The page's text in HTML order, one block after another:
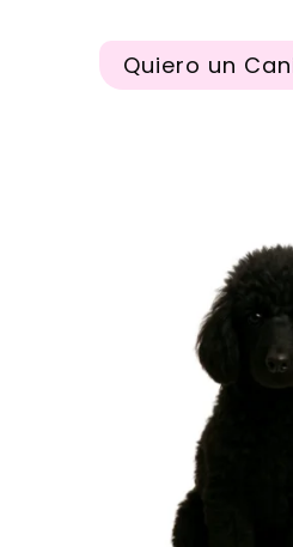
Quiero un